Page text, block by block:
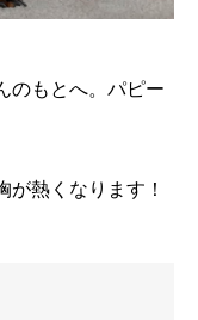
のもとへ。パピー
熱くなります！